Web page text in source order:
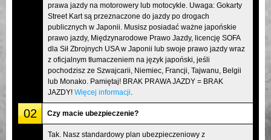
Tokyo Asakusa Osaka
Okinawa
prawa jazdy na motorowery lub motocykle. Uwaga: Gokarty
Street Kart są przeznaczone do jazdy po drogach
publicznych w Japonii. Musisz posiadać ważne japońskie
prawo jazdy, Międzynarodowe Prawo Jazdy, licencję SOFA
dla Sił Zbrojnych USA w Japonii lub swoje prawo jazdy wraz
z oficjalnym tłumaczeniem na język japoński, jeśli
pochodzisz ze Szwajcarii, Niemiec, Francji, Tajwanu, Belgii
lub Monako. Pamiętaj! BRAK PRAWA JAZDY = BRAK
JAZDY! Więcej informacji
02 Czy macie ubezpieczenie?
Tak. Nasz standardowy plan ubezpieczeniowy z